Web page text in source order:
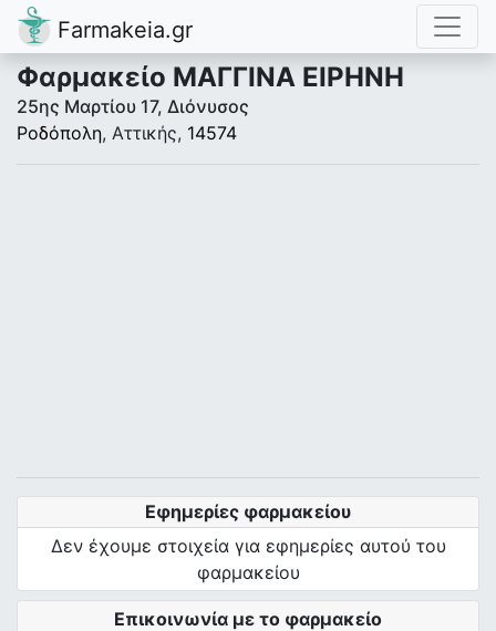
Farmakeia.gr
Φαρμακείο ΜΑΓΓΙΝΑ ΕΙΡΗΝΗ
25ης Μαρτίου 17, Διόνυσος
Ροδόπολη, Αττικής, 14574
Επικοινωνία με το φαρμακείο
Εφημερίες φαρμακείου
Δεν έχουμε στοιχεία για εφημερίες αυτού του
φαρμακείου